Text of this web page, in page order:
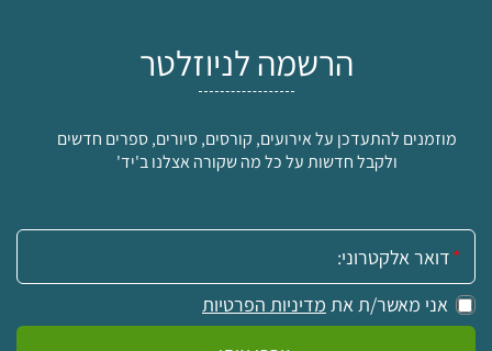
הרשמה לניוזלטר
מוזמנים להתעדכן על אירועים, קורסים, סיורים, ספרים חדשים
ולקבל חדשות על כל מה שקורה אצלנו ב'יד'
אימייל:
אני מאשר/ת את מדיניות הפרטיות